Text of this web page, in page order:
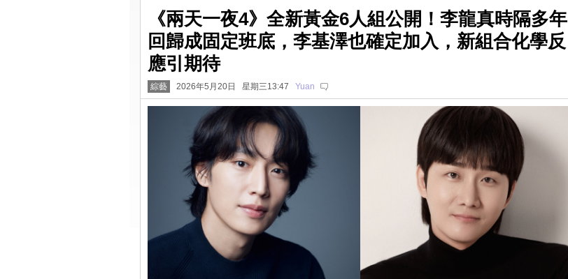
《兩天一夜4》全新黃金6人組公開！李龍真時隔多年
回歸成固定班底，李基澤也確定加入，新組合化學反
應引期待
綜藝 2026年5月20日 星期三13:47 Yuan